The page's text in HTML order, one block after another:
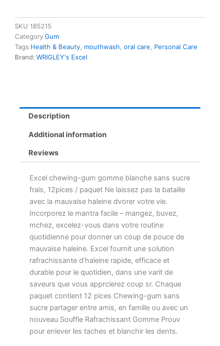
La
Menthe
Forte,
1
SKU 185215
CategoryGum
Tags Health & Beauty mouthwash oral care
Personal Care
Brand: WRIGLEY's Excel
Description
Additional information
Reviews
Excel chewing-gum gomme blanche sans sucre
frais, 12pices / paquet Ne laissez pas la bataille
avec la mauvaise haleine dvorer votre vie.
Incorporez le mantra facile – mangez, buvez,
mchez, excelez-vous dans votre routine
quotidienne pour donner un coup de pouce de
mauvaise haleine. Excel fournit une solution
rafrachissante d’haleine rapide, efficace et
durable pour le quotidien, dans une varit de
saveurs que vous apprcierez coup sr. Chaque
paquet contient 12 pices Chewing-gum sans
sucre partager entre amis, en famille ou avec un
nouveau Souffle Rafrachissant Gomme Prouv
pour enlever les taches et blanchir les dents.